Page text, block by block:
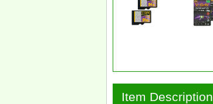
Item Description